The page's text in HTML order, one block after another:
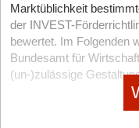
Fördermittel
Marktüblichkeit
der INVEST-
bewertet. Im Folgenden
Bundesamt für
(un-)zulässige